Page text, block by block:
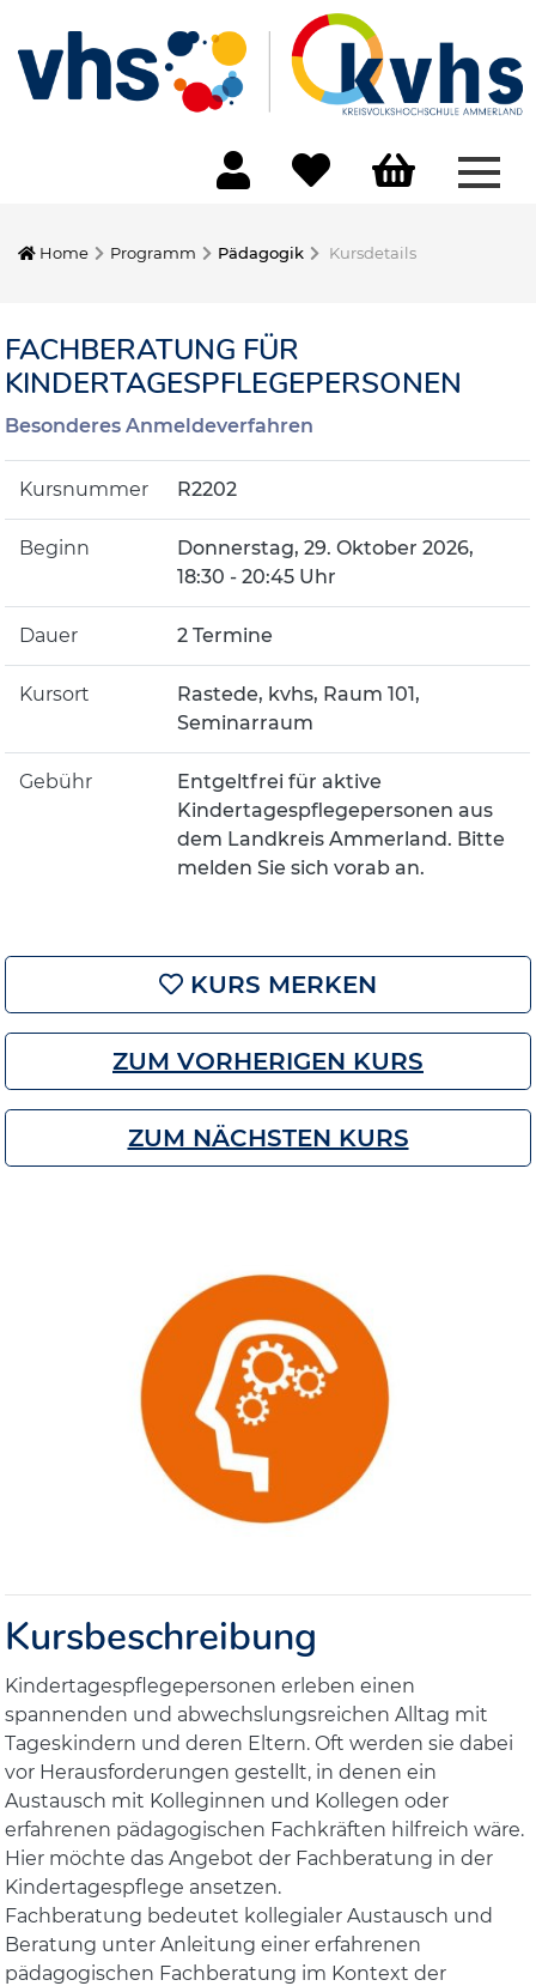
Home Programm Pädagogik Kursdetails
FACHBERATUNG FÜR
KINDERTAGESPFLEGEPERSONEN
Besonderes Anmeldeverfahren
Kursnummer R2202
Beginn
Donnerstag, 29. Oktober 2026,
18:30 - 20:45 Uhr
Dauer 2 Termine
Kursort
Rastede, kvhs, Raum 101,
Seminarraum
Gebühr
Entgeltfrei für aktive
Kindertagespflegepersonen aus
dem Landkreis Ammerland. Bitte
melden Sie sich vorab an.
KURS MERKEN
ZUM VORHERIGEN KURS
ZUM NÄCHSTEN KURS
Kursbeschreibung
Kindertagespflegepersonen erleben einen
spannenden und abwechslungsreichen Alltag mit
Tageskindern und deren Eltern. Oft werden sie dabei
vor Herausforderungen gestellt, in denen ein
Austausch mit Kolleginnen und Kollegen oder
erfahrenen pädagogischen Fachkräften hilfreich wäre.
Hier möchte das Angebot der Fachberatung in der
Kindertagespflege ansetzen.
Fachberatung bedeutet kollegialer Austausch und
Beratung unter Anleitung einer erfahrenen
pädagogischen Fachberatung im Kontext der